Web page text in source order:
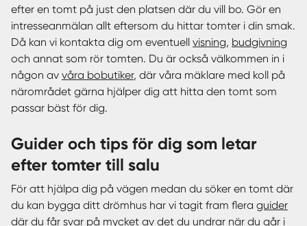
efter en tomt på just den platsen där du vill bo. Gör en
intresseanmälan allt eftersom du hittar tomter i din smak.
Då kan vi kontakta dig om eventuell visning, budgivning
och annat som rör tomten. Du är också välkommen in i
någon av våra bobutiker, där våra mäklare med koll på
närområdet gärna hjälper dig att hitta den tomt som
passar bäst för dig.
Guider och tips för dig som letar
efter tomter till salu
För att hjälpa dig på vägen medan du söker en tomt där
du kan bygga ditt drömhus har vi tagit fram flera guider
där du får svar på mycket av det du undrar när du går i